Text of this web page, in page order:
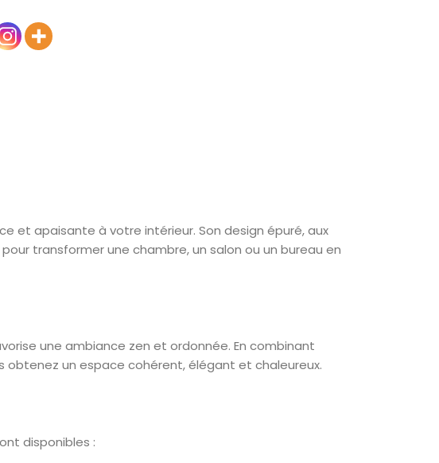
et apaisante à votre intérieur. Son design épuré, aux
transformer une chambre, un salon ou un bureau en
une ambiance zen et ordonnée. En combinant
un espace cohérent, élégant et chaleureux.
disponibles :